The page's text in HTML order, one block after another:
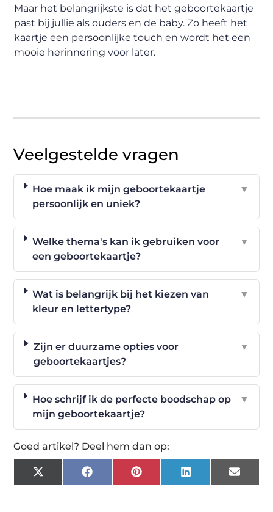
Maar het belangrijkste is dat het geboortekaartje
past bij jullie als ouders en de baby. Zo heeft het
kaartje een persoonlijke touch en wordt het een
mooie herinnering voor later.
Veelgestelde vragen
Hoe maak ik mijn geboortekaartje
persoonlijk en uniek?
▼
Welke thema's kan ik gebruiken voor
een geboortekaartje?
▼
Wat is belangrijk bij het kiezen van
kleur en lettertype?
▼
Zijn er duurzame opties voor
geboortekaartjes?
▼
Hoe schrijf ik de perfecte boodschap op
mijn geboortekaartje?
▼
Goed artikel? Deel hem dan op:
X
(Twitter)
FacebookPinterestLinkedIn Email